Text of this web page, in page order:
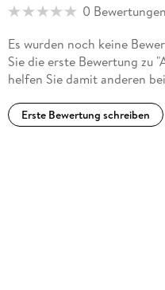
0 Bewertungen
Es wurden noch keine
Sie die erste Bewertung zu
helfen Sie damit anderen
Erste Bewertung schreiben